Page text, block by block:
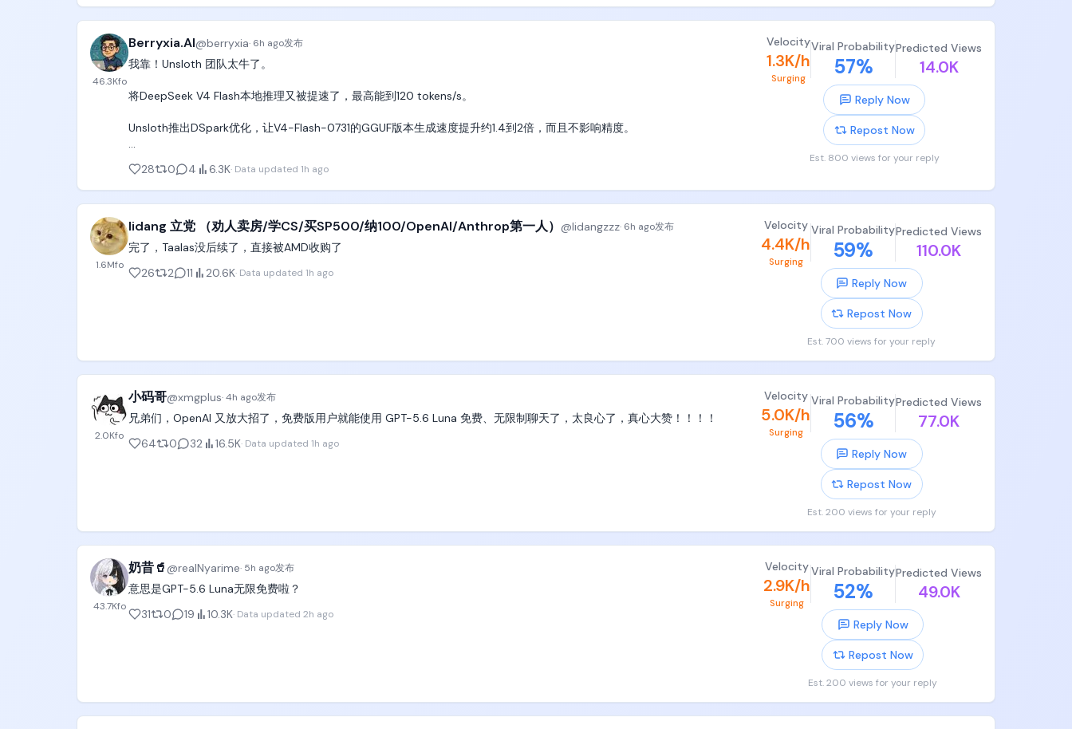
随随便便能全盘抢走的；
2. 看中国最顶级的PEVC真金白银的投资portfolio。目前几乎所有PEVC都在AI行业里面投资，所有清华北大上交PhD几乎都被
几家头部LLM炼丹大厂抢走了，
哪怕PEVC成天喊着要看具身智能、量子计算、脑机接口、人造子宫，他们压根也不敢投多少钱，或者完全是找人接盘，最终各
家VC自己portfolio里绝大多数依然是AI，毫无疑问，AI就是最好的、增速最快、最有前景的行业；
3. 看美国日本韩国今天的状态。这三个国家今天的状态，就是中国未来10~30年的趋势。很明显，人文社科专业没有饭吃，头
部金融咨询保险行业已经饱和，社会消费零售利润越来越低，过度饱和竞争。
指望复刻国内餐饮、房地产、商业地产、零售的时代红利，开个饭馆奶茶店咖啡店躺着数钱，未来已经完全不现实了；
4. 看清华大学本科生们用脚投票的选择。过去10年来，清华本科生们几乎绝大多数都最积极抢计算机专业的名额，进不去计算
5. 看中国方针政策选行业。国务院在报告里可以推荐6G、生物技术、量子计算等等名词，然而国家级产业基金和各地方基金
真金白银孵化扶持的产业，一定是半导体、新能源、医疗器械、靶向药、高端制造业、国产替代这些行业。
因为党哥反复强调，在几轮半导体卡脖子事件后，中央的一个大政方针就是国家安全，国家安全最重要的就是产业安全，就是
半导体产业安全，所以中国一定会不惜一切代价、用30~50年的时间，尝试逐步彻底解决半导体全产业链国产化的问题。
同时中国因为拥有日本和韩国都比不了的14亿人口巨大市场，所以美国和欧洲对应的优势产业，在中国本土也可以孵化出来，
比如高端仿制药、自动化无脑找靶点的创新靶向药、生物医疗器械、主线飞机、高铁、新能源车、光伏这些产业，靠14亿人市
场就能全部消化；
6. 还有一大块蛋糕，是国企用牌照和政策垄断的自留地，典型的就是通信、电力电网、石油、国字号金融保险、各地方自留的
文旅城投产业、道路桥梁产业、烟草产业等等，有的有增量，有的快死了，但整体都是国企饭，有关系就能进去。
46.3Kfo
Berryxia.AI@berryxia· 6h ago发布
我靠！Unsloth 团队太牛了。
将DeepSeek V4 Flash本地推理又被提速了，最高能到120 tokens/s。
Unsloth推出DSpark优化，让V4-Flash-0731的GGUF版本生成速度提升约1.4到2倍，而且不影响精度。
开源模型一边在能力上追赶，一边在本地推理效率上持续被社区压榨性能。
速度和精度能同时保住，对真正想本地部署的人来说意义很大。
地址见评论区👇
28 0 4 6.3K· Data updated 1h ago
Velocity
1.3K/h
Surging
Viral Probability
57%
Predicted Views
14.0K
Reply Now
Repost Now
Est. 800 views for your reply
1.6Mfo
lidang 立党 （劝人卖房/学CS/买SP500/纳100/OpenAI/Anthrop第一人） @lidangzzz· 6h ago发布
完了，Taalas没后续了，直接被AMD收购了
26
2 11 20.6K· Data updated 1h ago
Velocity
4.4K/h
Surging
Viral Probability
59%
Predicted Views
110.0K
Reply Now
Repost Now
Est. 700 views for your reply
2.0Kfo
小码哥@xmgplus·4h ago发布
兄弟们，OpenAI 又放大招了，免费版用户就能使用 GPT-5.6 Luna 免费、无限制聊天了，太良心了，真心大赞！！！！
64
0 32 16.5K· Data updated 1h ago
Velocity
5.0K/h
Surging
Viral Probability
56%
Predicted Views
77.0K
Reply Now
Repost Now
Est. 200 views for your reply
43.7Kfo
奶昔🥤@realNyarime· 5h ago发布
意思是GPT-5.6 Luna无限免费啦？
31
0 19 10.3K· Data updated 2h ago
Velocity
2.9K/h
Surging
Viral Probability
52%
Predicted Views
49.0K
Reply Now
Repost Now
Est. 200 views for your reply